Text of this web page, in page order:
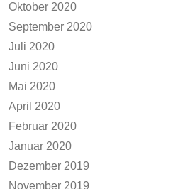
Oktober 2020
September 2020
Juli 2020
Juni 2020
Mai 2020
April 2020
Februar 2020
Januar 2020
Dezember 2019
November 2019